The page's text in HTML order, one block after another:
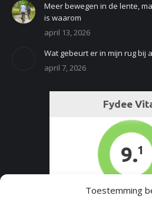
Toestemming
Meer bewegen in de lente,
is waarom
april 13, 2026
Wat gebeurt er in mijn rug bij
april 7, 2026